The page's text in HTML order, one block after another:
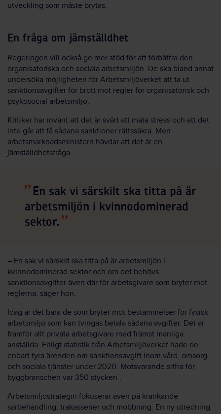
utveckling som måste brytas.
En fråga om jämställdhet
Regeringen vill också ge mer stöd för att förbättra den
organisatoriska och sociala arbetsmiljön. De ska bland annat
undersöka möjligheten för Arbetsmiljöverket att ta ut
sanktionsavgifter för brott mot regler för organisatorisk och
psykosocial arbetsmiljö.
Kritiker har invänt att det är svårt att mäta stress och att det
inte går att få sådana sanktioner rättssäkra. Men
arbetsmarknadsministern hävdar att det är en
jämställdhetsfråga.
En sak vi särskilt ska titta på är
arbetsmiljön i kvinnodominerad
sektor.
– En sak vi särskilt ska titta på är arbetsmiljön i
kvinnodominerad sektor och om det behövs
sanktionsavgifter även där för arbetsgivare som bryter mot
reglerna, säger hon.
Idag är det bara de som bryter mot bestämmelser för fysisk
arbetsmiljö som kan tvingas betala sådana avgifter. Det är
framför allt privata arbetsgivare med främst manliga
anställda. Enligt statistik från Arbetsmiljöverket hade de
enbart fyra ärenden om sanktionsavgift inom vård, omsorg
och sociala tjänster under 2020. Motsvarande siffra för
byggbranschen var 350 stycken .
Arbetsmiljöstrategin fokuserar även på kränkande
särbehandling, trakasserier och mobbning. En ny utredning